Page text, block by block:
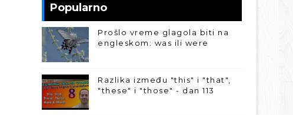
Popularno
Prošlo vreme glagola biti na
engleskom: was ili were
Razlika između "this" i "that",
"these" i "those" - dan 113